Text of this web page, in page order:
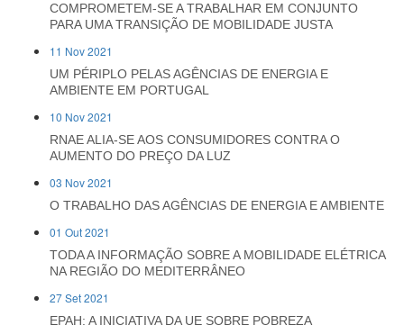
COMPROMETEM-SE A TRABALHAR EM CONJUNTO
PARA UMA TRANSIÇÃO DE MOBILIDADE JUSTA
11 Nov 2021
UM PÉRIPLO PELAS AGÊNCIAS DE ENERGIA E
AMBIENTE EM PORTUGAL
10 Nov 2021
RNAE ALIA-SE AOS CONSUMIDORES CONTRA O
AUMENTO DO PREÇO DA LUZ
03 Nov 2021
O TRABALHO DAS AGÊNCIAS DE ENERGIA E AMBIENTE
01 Out 2021
TODA A INFORMAÇÃO SOBRE A MOBILIDADE ELÉTRICA
NA REGIÃO DO MEDITERRÂNEO
27 Set 2021
EPAH: A INICIATIVA DA UE SOBRE POBREZA